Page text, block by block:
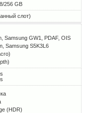
256 GB
слот)
Samsung GW1, PDAF, OIS
Samsung S5K3L6
(HDR)